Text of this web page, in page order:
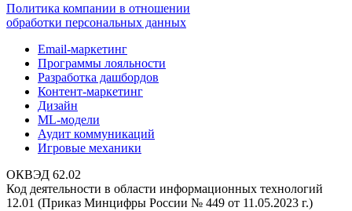
Политика компании в отношении
обработки персональных данных
Email-маркетинг
Программы лояльности
Разработка дашбордов
Контент-маркетинг
Дизайн
ML-модели
Аудит коммуникаций
Игровые механики
ОКВЭД 62.02
Код деятельности в области информационных технологий
12.01 (Приказ Минцифры России № 449 от 11.05.2023 г.)